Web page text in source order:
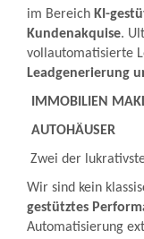
im Bereich KI-
Kundenakquise.
vollautomatisierte
Leadgenerierung
IMMOBILIEN
AUTOHÄUSER
Zwei der
Wir sind kein
gestütztes
Automatisierung